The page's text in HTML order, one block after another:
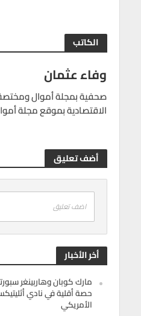
الكاتب
وفاء عثمان
صحفية بمجلة أموال
الاقتصادية بموقع مجلة
أضف تعليق
اضف تعليق
أخر الأخبار
مارك كوبان وهاربينغر
حصة أقلية في نادي
الأمريكي